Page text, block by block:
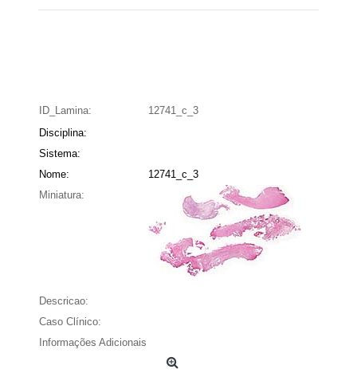
ID_Lamina:
12741_c_3
Disciplina:
Sistema:
Nome:
12741_c_3
Miniatura:
Descricao:
Caso Clínico:
Informações Adicionais